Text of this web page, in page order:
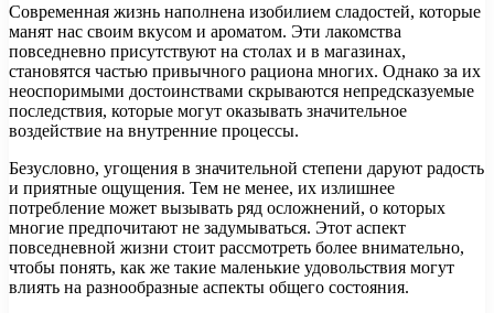
Современная жизнь наполнена изобилием сладостей, которые
манят нас своим вкусом и ароматом. Эти лакомства
повседневно присутствуют на столах и в магазинах,
становятся частью привычного рациона многих. Однако за их
неоспоримыми достоинствами скрываются непредсказуемые
последствия, которые могут оказывать значительное
воздействие на внутренние процессы.
Безусловно, угощения в значительной степени даруют радость
и приятные ощущения. Тем не менее, их излишнее
потребление может вызывать ряд осложнений, о которых
многие предпочитают не задумываться. Этот аспект
повседневной жизни стоит рассмотреть более внимательно,
чтобы понять, как же такие маленькие удовольствия могут
влиять на разнообразные аспекты общего состояния.